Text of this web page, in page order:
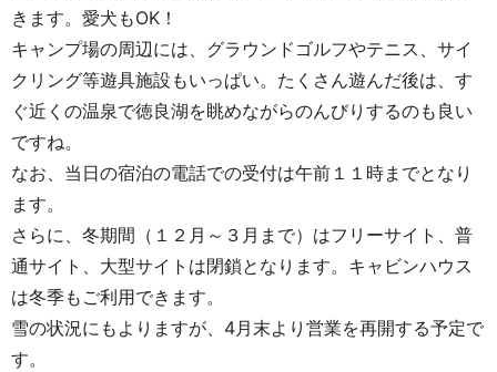
きます。愛犬もOK！
キャンプ場の周辺には、グラウンドゴルフやテニス、サイ
クリング等遊具施設もいっぱい。たくさん遊んだ後は、す
ぐ近くの温泉で徳良湖を眺めながらのんびりするのも良い
ですね。
なお、当日の宿泊の電話での受付は午前１１時までとなり
ます。
さらに、冬期間（１２月～３月まで）はフリーサイト、普
通サイト、大型サイトは閉鎖となります。キャビンハウス
は冬季もご利用できます。
雪の状況にもよりますが、4月末より営業を再開する予定で
す。